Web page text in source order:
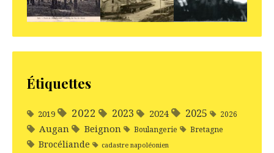
Étiquettes
2019 2022 2023 2024 2025 2026
Augan Beignon Boulangerie Bretagne
Brocéliande cadastre napoléonien